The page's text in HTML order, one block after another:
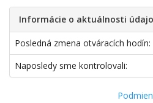
Informácie o aktuálnosti
Posledná zmena otváracích hodín:
Naposledy sme kontrolovali: